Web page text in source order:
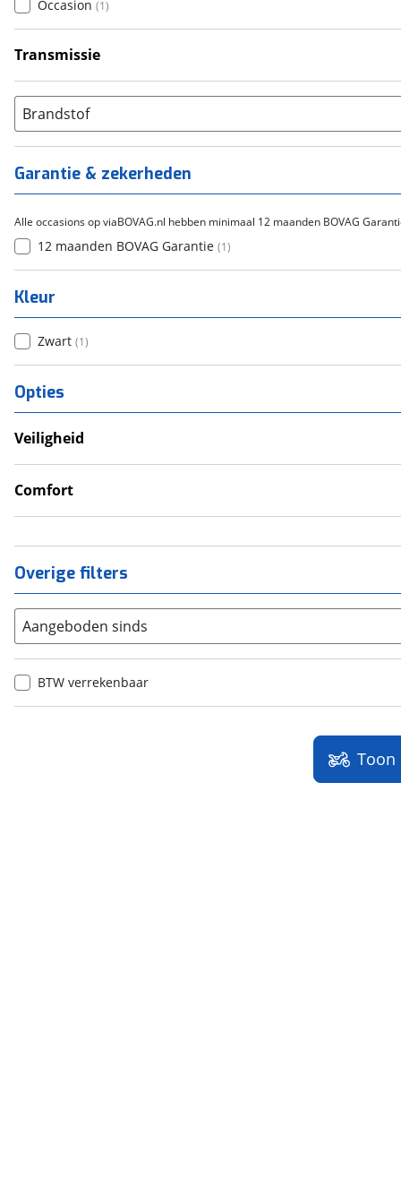
Occasion (1)
Transmissie
Brandstof
Garantie & zekerheden
Alle occasions op viaBOVAG.nl hebben minimaal 12 maanden BOVAG
12 maanden BOVAG Garantie (1)
Kleur
Zwart (1)
Opties
Veiligheid
Valbeugel
Comfort
Overige filters
Aangeboden sinds
BTW verrekenbaar
Toon